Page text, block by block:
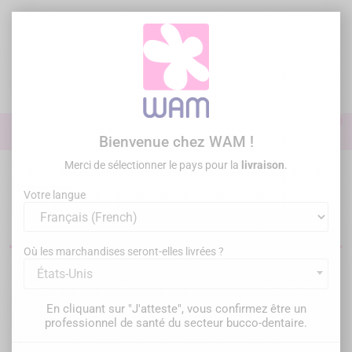
Miroirs dentaires
Pertinence
Bienvenue chez WAM !
Merci de sélectionner le pays pour la livraison.
Votre langue
Où les marchandises seront-elles livrées ?
États-Unis
En cliquant sur "J'atteste", vous confirmez être un
professionnel de santé du secteur bucco-dentaire.